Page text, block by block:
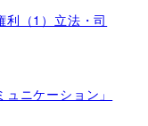
（1）立法・司
ニケーション」